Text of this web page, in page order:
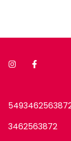
3462563872